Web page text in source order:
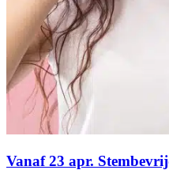
Vanaf 23 apr.